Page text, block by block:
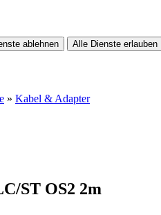
ablehnen Alle Dienste erlauben
» Kabel & Adapter
ST OS2 2m